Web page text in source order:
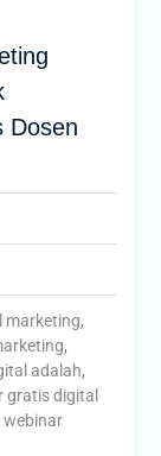
Dosen
marketing,
,
adalah,
gratis digital
webinar